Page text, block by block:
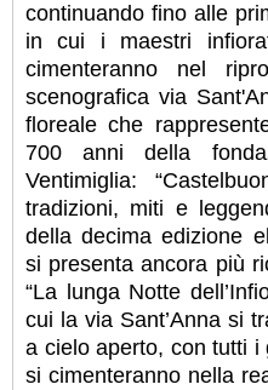
continuando fino alle
in cui i maestri
cimenteranno nel
scenografica via
floreale che
700 anni della
Ventimiglia:
tradizioni, miti e
della decima edizione
si presenta ancora più
“La lunga Notte
cui la via Sant’Anna si
a cielo aperto, con tutti
si cimenteranno nella